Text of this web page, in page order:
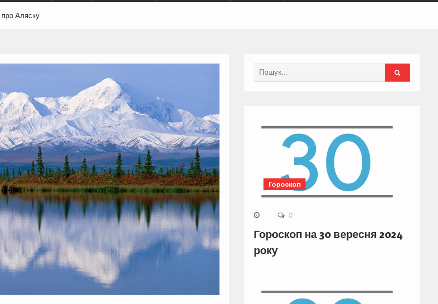
про Аляску
Search
for:
Гороскоп
0
Гороскоп на 30 вересня 2024
року